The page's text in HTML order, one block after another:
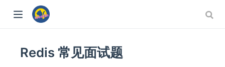
Redis 常见面试题